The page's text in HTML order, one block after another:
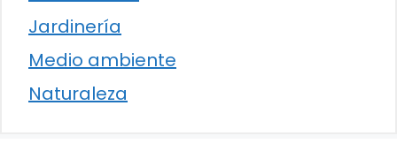
Jardinería
Medio ambiente
Naturaleza